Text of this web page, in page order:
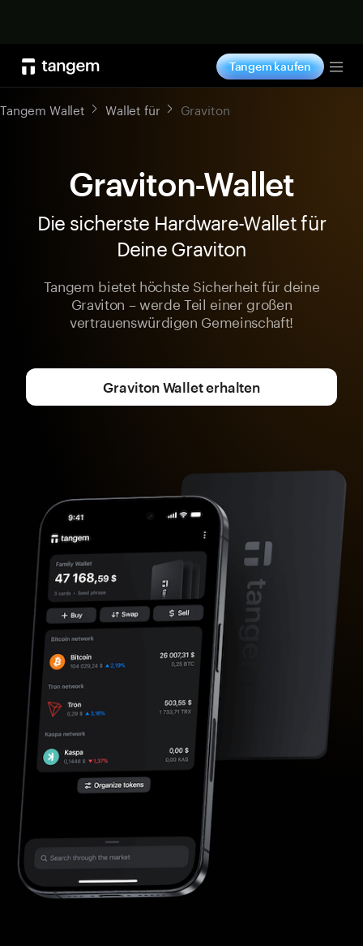
Tangem kaufen
Tangem Wallet Wallet für Graviton
Graviton-Wallet
Die sicherste Hardware-Wallet für
Deine Graviton
Tangem bietet höchste Sicherheit für deine
Graviton – werde Teil einer großen
vertrauenswürdigen Gemeinschaft!
Graviton Wallet erhalten